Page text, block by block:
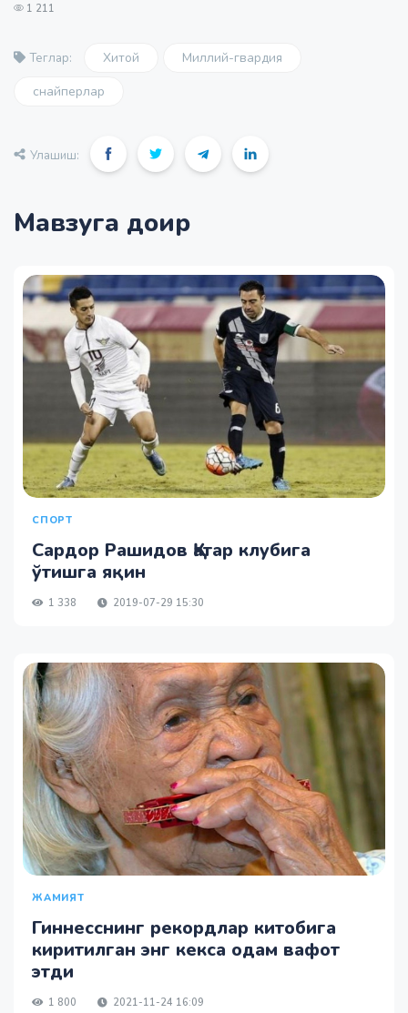
1 211
Теглар: Хитой
Миллий-гвардия
снайперлар
Улашиш:
Мавзуга доир
СПОРТ
Сардор Рашидов Қатар клубига
ўтишга яқин
1 338 2019-07-29 15:30
ЖАМИЯТ
Гиннесснинг рекордлар китобига
киритилган энг кекса одам вафот
этди
1 800 2021-11-24 16:09